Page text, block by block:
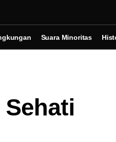
Suara Minoritas